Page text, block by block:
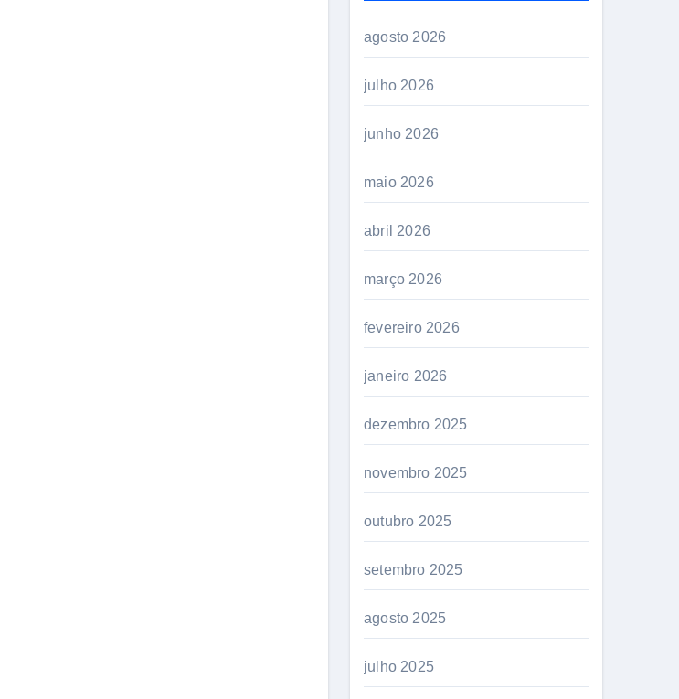
agosto 2026
julho 2026
junho 2026
maio 2026
abril 2026
março 2026
fevereiro 2026
janeiro 2026
dezembro 2025
novembro 2025
outubro 2025
setembro 2025
agosto 2025
julho 2025